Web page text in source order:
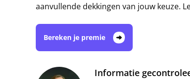
aanvullende dekkingen van jouw keuze.
Bereken je premie
Informatie